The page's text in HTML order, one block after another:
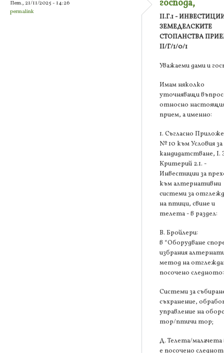
Пет., 21/11/2025 - 14:26
permalink
господа,
II.Г.1 -
ЗЕМЕДЕЛСКИТЕ
СТОПАНСТВА
II/Г/1/0/1
Уважаеми дами и
Имам няколко
уточняващи
относно
прием, а именно:
1. Съгласно
№ 10 към Условия за
кандидатстване, І.
Критерий 2.1. -
Инвестиции за
към алтернативни
системи за
на птици, свине и
телета - в раздел:
В. Бройлери:
в *Оборудване
избрания
метод на
посочено
Системи за
съхранение,
управление на
тор/птичи тор;
Д. Телета/малачета
е посочено